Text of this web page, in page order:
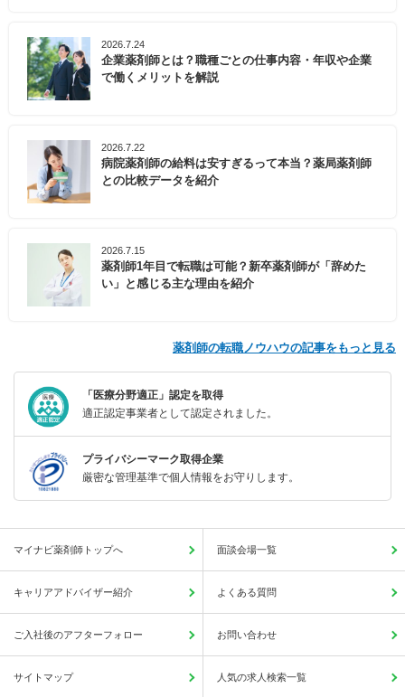
2026.7.24
企業薬剤師とは？職種ごとの仕事内容・年収や企業
で働くメリットを解説
2026.7.22
病院薬剤師の給料は安すぎるって本当？薬局薬剤師
との比較データを紹介
2026.7.15
薬剤師1年目で転職は可能？新卒薬剤師が「辞めた
い」と感じる主な理由を紹介
薬剤師の転職ノウハウの記事をもっと見る
「医療分野適正」認定を取得
適正認定事業者として認定されました。
プライバシーマーク取得企業
厳密な管理基準で個人情報をお守りします。
マイナビ薬剤師トップへ 面談会場一覧
キャリアアドバイザー紹介 よくある質問
ご入社後のアフターフォロー お問い合わせ
サイトマップ 人気の求人検索一覧